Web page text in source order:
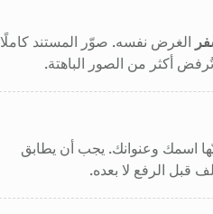
الغرض نفسه. صوّر المستند كاملًا
أكثر من الصور الباهتة.
اسمك وعنوانك. يجب أن يطابق
قبل الرفع لا بعده.